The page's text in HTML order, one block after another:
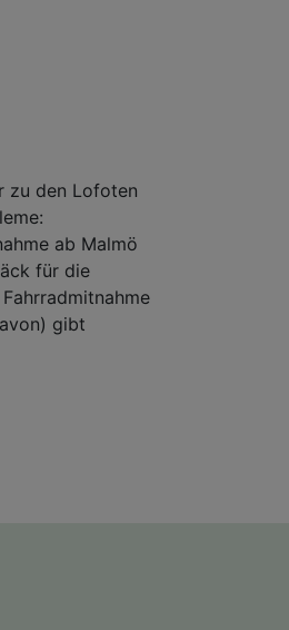
zu den Lofoten
ab Malmö
für die
gibt